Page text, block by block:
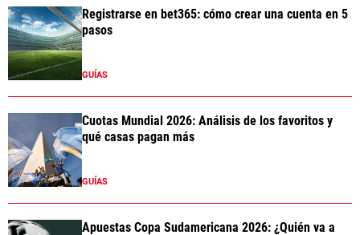
Registrarse en bet365: cómo crear una cuenta en 5
pasos
GUÍAS
Cuotas Mundial 2026: Análisis de los favoritos y
qué casas pagan más
GUÍAS
Apuestas Copa Sudamericana 2026: ¿Quién va a